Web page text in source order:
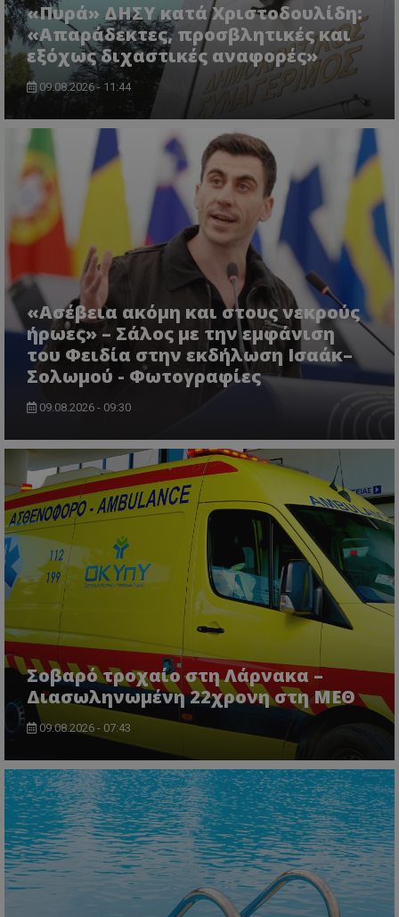
«Πυρά» ΔΗΣΥ κατά Χριστοδουλίδη:
«Απαράδεκτες, προσβλητικές και
εξόχως διχαστικές αναφορές»
09.08.2026 - 11:44
«Ασέβεια ακόμη και στους νεκρούς
ήρωες» – Σάλος με την εμφάνιση
του Φειδία στην εκδήλωση Ισαάκ–
Σολωμού - Φωτογραφίες
09.08.2026 - 09:30
Σοβαρό τροχαίο στη Λάρνακα –
Διασωληνωμένη 22χρονη στη ΜΕΘ
09.08.2026 - 07:43